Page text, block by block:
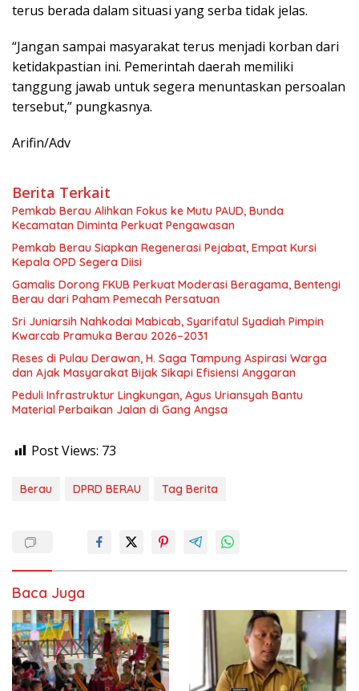
terus berada dalam situasi yang serba tidak jelas.
“Jangan sampai masyarakat terus menjadi korban dari
ketidakpastian ini. Pemerintah daerah memiliki
tanggung jawab untuk segera menuntaskan persoalan
tersebut,” pungkasnya.
Arifin/Adv
Berita Terkait
Pemkab Berau Alihkan Fokus ke Mutu PAUD, Bunda
Kecamatan Diminta Perkuat Pengawasan
Pemkab Berau Siapkan Regenerasi Pejabat, Empat Kursi
Kepala OPD Segera Diisi
Gamalis Dorong FKUB Perkuat Moderasi Beragama, Bentengi
Berau dari Paham Pemecah Persatuan
Sri Juniarsih Nahkodai Mabicab, Syarifatul Syadiah Pimpin
Kwarcab Pramuka Berau 2026–2031
Reses di Pulau Derawan, H. Saga Tampung Aspirasi Warga
dan Ajak Masyarakat Bijak Sikapi Efisiensi Anggaran
Peduli Infrastruktur Lingkungan, Agus Uriansyah Bantu
Material Perbaikan Jalan di Gang Angsa
Post Views: 73
Berau DPRD BERAU Tag Berita
Baca Juga